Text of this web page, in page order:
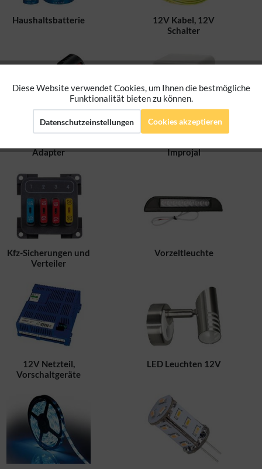
Haushaltsbatterie
12V Kabel, 12V
Schalter
12V Stecker,
Adapter
230V Steckdose,
Improjal
Kfz-Sicherungen und
Verteiler
Vorzeltleuchte
12V Netzteil,
Vorschaltgeräte
LED Leuchten 12V
Funktionale Aktiv
Marketing Aktiv
Tracking Aktiv
Personalisierung Aktiv
Diese Website verwendet Cookies, um Ihnen die bestmögliche
Funktionalität bieten zu können.
Datenschutzeinstellungen Cookies akzeptieren